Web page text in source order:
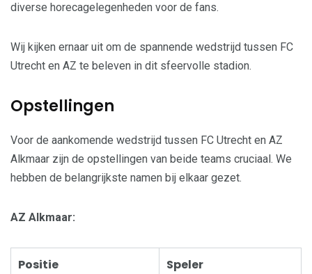
diverse horecagelegenheden voor de fans.
Wij kijken ernaar uit om de spannende wedstrijd tussen FC
Utrecht en AZ te beleven in dit sfeervolle stadion.
Opstellingen
Voor de aankomende wedstrijd tussen FC Utrecht en AZ
Alkmaar zijn de opstellingen van beide teams cruciaal. We
hebben de belangrijkste namen bij elkaar gezet.
AZ Alkmaar:
Positie Speler